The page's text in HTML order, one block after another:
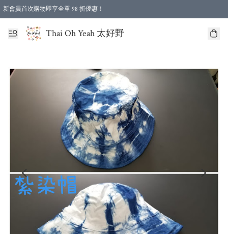
新會員首次購物即享全單 98 折優惠！
特選會員可享全單低至 96 折優惠！
Thai Oh Yeah 太好野